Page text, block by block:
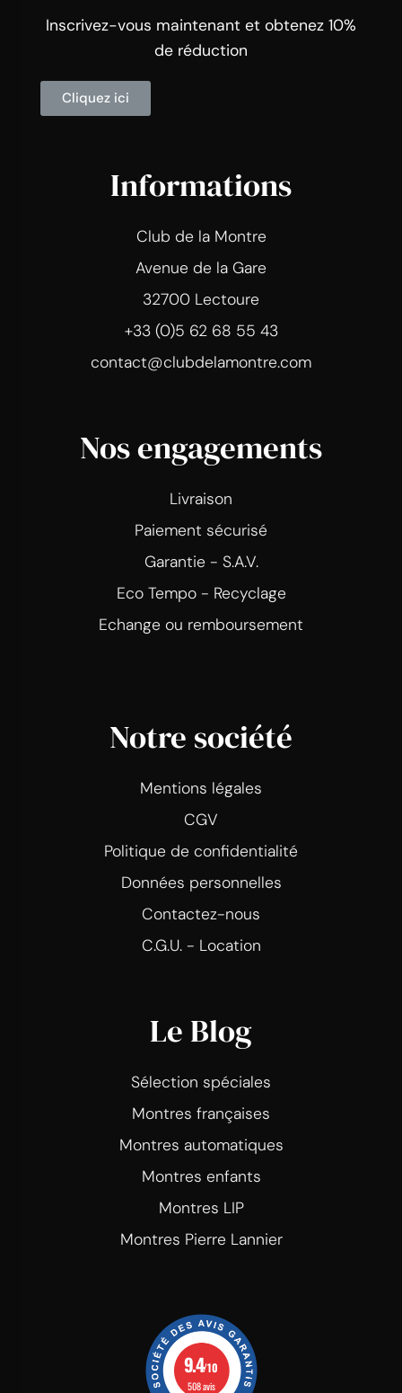
Inscrivez-vous maintenant et obtenez 10%
de réduction
Cliquez ici
Informations
Club de la Montre
Avenue de la Gare
32700 Lectoure
+33 (0)5 62 68 55 43
contact@clubdelamontre.com
Nos engagements
Livraison
Paiement sécurisé
Garantie - S.A.V.
Eco Tempo - Recyclage
Echange ou remboursement
Notre société
Mentions légales
CGV
Politique de confidentialité
Données personnelles
Contactez-nous
C.G.U. - Location
Le Blog
Sélection spéciales
Montres françaises
Montres automatiques
Montres enfants
Montres LIP
Montres Pierre Lannier
9.4/10
508 avis